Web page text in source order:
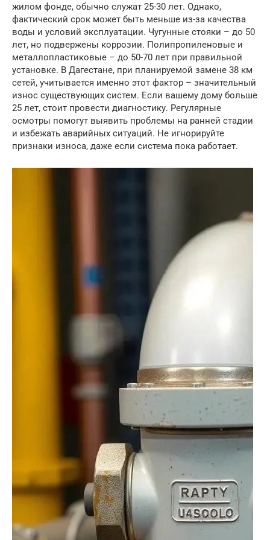
жилом фонде, обычно служат 25-30 лет. Однако,
фактический срок может быть меньше из-за качества
воды и условий эксплуатации. Чугунные стояки – до 50
лет, но подвержены коррозии. Полипропиленовые и
металлопластиковые – до 50-70 лет при правильной
установке. В Дагестане, при планируемой замене 38 км
сетей, учитывается именно этот фактор – значительный
износ существующих систем. Если вашему дому больше
25 лет, стоит провести диагностику. Регулярные
осмотры помогут выявить проблемы на ранней стадии
и избежать аварийных ситуаций. Не игнорируйте
признаки износа, даже если система пока работает.